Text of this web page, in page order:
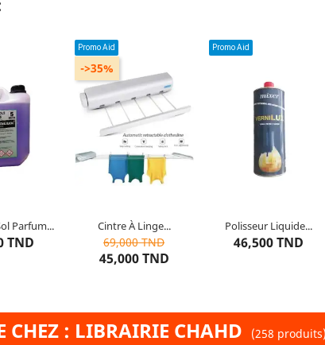
Parfum...
TND
Pour Sol
5 Litres
Promo Aid
Cintre À Linge...
69,000 TND
45,000 TND
->35%
Couleur : Blanc
Type de produit : Cintre à
linge rétractable
Type de produit : 3.75
Mètres
10articles restants
Promo Aid
Polisseur Liquide...
46,500 TND
Composition : VERNILUX
Propriété : liquide
Type de produit : toutes les
surfaces
5articles restants
CHEZ : LIBRAIRIE CHAHD (258 produits)